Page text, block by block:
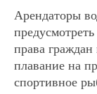
Арендаторы
права
плавание на
спортивное